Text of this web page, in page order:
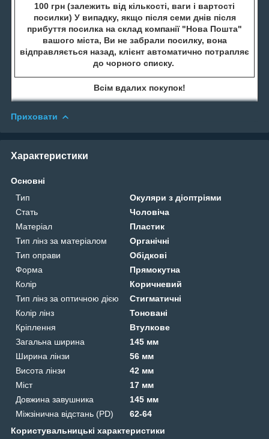
100 грн (залежить від кількості, ваги і вартості
посилки) У випадку, якщо після семи днів після
прибуття посилка на склад компанії "Нова Пошта"
вашого міста, Ви не забрали посилку, вона
відправляється назад, клієнт автоматично потрапляє
до чорного списку.
Всім вдалих покупок!
Приховати
Характеристики
Основні
Тип
Окуляри з діоптріями
Стать
Чоловіча
Матеріал
Пластик
Тип лінз за матеріалом
Органічні
Тип оправи
Обідкові
Форма
Прямокутна
Колір
Коричневий
Тип лінз за оптичною дією
Стигматичні
Колір лінз
Тоновані
Кріплення
Втулкове
Загальна ширина
145 мм
Ширина лінзи
56 мм
Висота лінзи
42 мм
Міст
17 мм
Довжина завушника
145 мм
Міжзінична відстань (PD)
62-64
Користувальницькі характеристики